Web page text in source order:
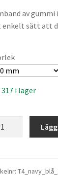
av
enkelt sätt att
317 i lager